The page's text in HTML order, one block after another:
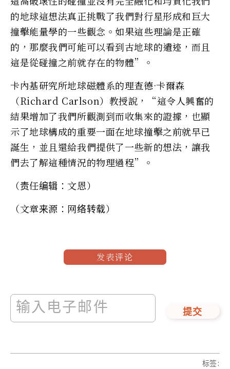
的地球這想法真正挑戰了我們對行星形成和巨大
撞擊能量學的一些觀念。如果這些理論是正確
的，那麼我們可能可以看到古地球的遺迹，而且
這是從碰撞之前就存在的物體”。
卡內基研究所地球磁體系的理查德·卡爾森
（Richard Carlson）教授說，“這令人興奮的
結果增加了我們所觀測到而收集來的證據，也顯
示了地球構成的重要一面在地球撞擊之前就早已
誕生，並且還給我們提供了一些新的想法，讓我
們去了解這種情況的物理過程”。
（责任编辑：文恩）
（文章来源：网络转载）
发表评论
提交
标签: